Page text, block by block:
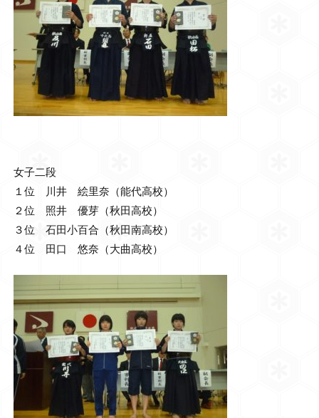
女子二段
１位 川井 絵里奈（能代高校）
２位 照井 優芽（秋田高校）
３位 石田小百合（秋田南高校）
４位 田口 悠奈（大曲高校）